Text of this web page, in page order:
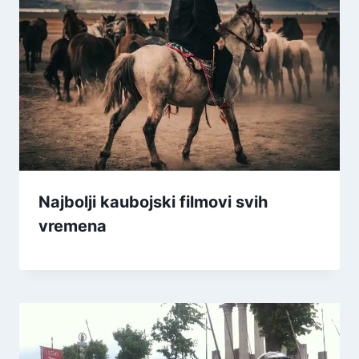
Najbolji kaubojski filmovi svih
vremena